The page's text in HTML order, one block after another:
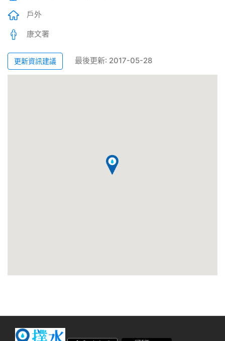
戶外
康文署
更新資訊建議 最後更新: 2017-05-28